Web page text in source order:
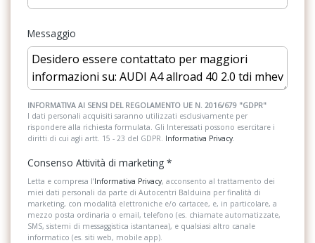
Retrovisore interno auto-anabbagliante
Riconoscimento segnali stradali
Sedile riscaldato lato guidatore
Sedili anteriori sportivi
Sedili posteriori regolabili
Selettore stile di guida
Serbatoio AdBlue
Serbatoio carburante
listelli verticali cromati e griglie radiatore laterali specifiche per
allroad
Illuminazione interna a led
Inserti al paraurti anteriore e al diffusore posteriore in colore
argento selenite
Interfaccia bluetooth
Kit di pronto soccorso e triangolo di emergenza nel vano bagagli.
2 giubbini ad alta visibilità nei vani portaoggetti delle portiere
anteriori (1 per lato)
Messaggio
INFORMATIVA AI SENSI DEL REGOLAMENTO UE N. 2016/679 "GDPR"
I dati personali acquisiti saranno utilizzati esclusivamente per
rispondere alla richiesta formulata. Gli Interessati possono esercitare i
diritti di cui agli artt. 15 - 23 del GDPR. Informativa Privacy
Consenso Attività di marketing *
Letta e compresa l’Informativa Privacy, acconsento al trattamento dei
miei dati personali da parte di Autocentri Balduina per finalità di
marketing, con modalità elettroniche e/o cartacee, e, in particolare, a
mezzo posta ordinaria o email, telefono (es. chiamate automatizzate,
SMS, sistemi di messaggistica istantanea), e qualsiasi altro canale
informatico (es. siti web, mobile app).